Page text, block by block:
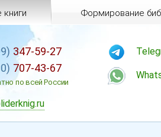
Формирование
347-59-27
707-43-67
по всей России